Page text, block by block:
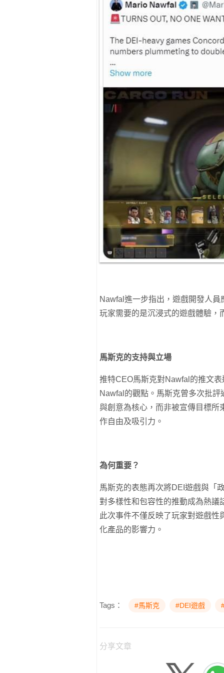
Nawfal進一步指出，遊戲開發人
玩家需要的是沉浸式的遊戲體驗，
馬斯克的支持與立場
推特CEO馬斯克對Nawfal的推文
Nawfal的觀點。馬斯克曾多次批
與創意為核心，而非被宣傳目標所
作自由及吸引力。
為何重要？
馬斯克的表態再次將DEI遊戲與「
對多樣性和包容性的推動成為熱議
此次事件不僅反映了玩家對遊戲
化產品的影響力。
Tags： #馬斯克 #DEI遊戲
分享文章